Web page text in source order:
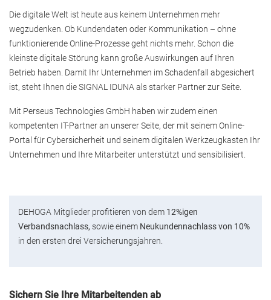
Die digitale Welt ist heute aus keinem Unternehmen mehr
wegzudenken. Ob Kundendaten oder Kommunikation – ohne
funktionierende Online-Prozesse geht nichts mehr. Schon die
kleinste digitale Störung kann große Auswirkungen auf Ihren
Betrieb haben. Damit Ihr Unternehmen im Schadenfall abgesichert
ist, steht Ihnen die SIGNAL IDUNA als starker Partner zur Seite.
Mit Perseus Technologies GmbH haben wir zudem einen
kompetenten IT-Partner an unserer Seite, der mit seinem Online-
Portal für Cybersicherheit und seinem digitalen Werkzeugkasten Ihr
Unternehmen und Ihre Mitarbeiter unterstützt und sensibilisiert.
DEHOGA Mitglieder profitieren von dem 12%igen
Verbandsnachlass, sowie einem Neukundennachlass von 10%
in den ersten drei Versicherungsjahren.
Sichern Sie Ihre Mitarbeitenden ab